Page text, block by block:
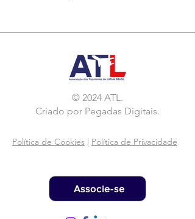
© 2024 ATL.
Criado por Pegadas Digitais.
Política de Cookies | Política de Privacidade
Associe-se